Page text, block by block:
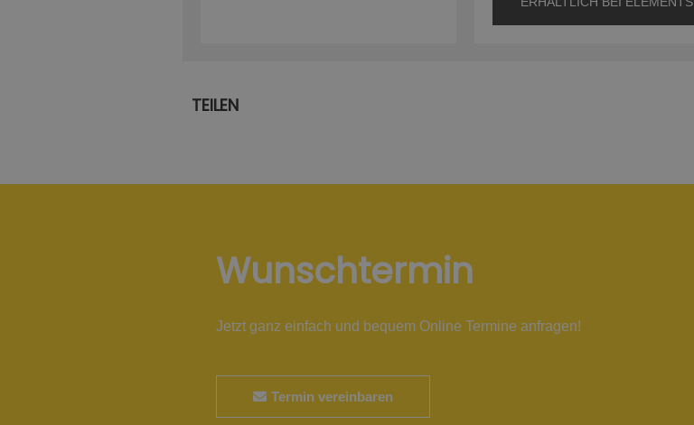
TEILEN
Wunschtermin
Jetzt ganz einfach und bequem Online Termine anfragen!
Termin vereinbaren